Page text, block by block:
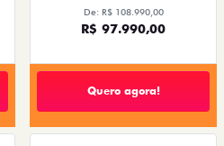
De: R$ 108.990,00
R$ 97.990,00
Quero agora!